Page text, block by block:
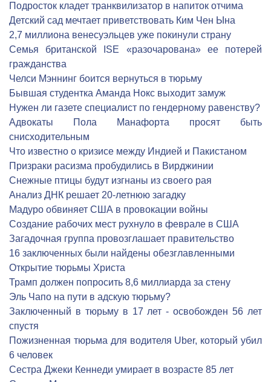
Подросток кладет транквилизатор в напиток отчима
Детский сад мечтает приветствовать Ким Чен Ына
2,7 миллиона венесуэльцев уже покинули страну
Семья британской ISE «разочарована» ее потерей
гражданства
Челси Мэннинг боится вернуться в тюрьму
Бывшая студентка Аманда Нокс выходит замуж
Нужен ли газете специалист по гендерному равенству?
Адвокаты Пола Манафорта просят быть
снисходительным
Что известно о кризисе между Индией и Пакистаном
Призраки расизма пробудились в Вирджинии
Снежные птицы будут изгнаны из своего рая
Анализ ДНК решает 20-летнюю загадку
Мадуро обвиняет США в провокации войны
Создание рабочих мест рухнуло в феврале в США
Загадочная группа провозглашает правительство
16 заключенных были найдены обезглавленными
Открытие тюрьмы Христа
Трамп должен попросить 8,6 миллиарда за стену
Эль Чапо на пути в адскую тюрьму?
Заключенный в тюрьму в 17 лет - освобожден 56 лет
спустя
Пожизненная тюрьма для водителя Uber, который убил
6 человек
Сестра Джеки Кеннеди умирает в возрасте 85 лет